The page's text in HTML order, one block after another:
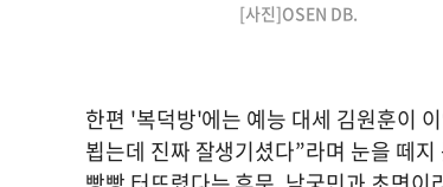
[사진]OSEN DB.
한편 '복덕방'에는 예능 대세 김원훈이
뵙는데 진짜 잘생기셨다”라며 눈을 떼